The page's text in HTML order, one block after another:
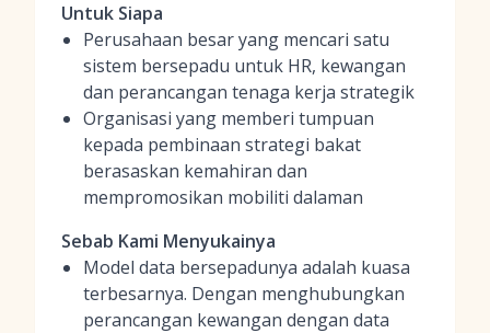
Untuk Siapa
Perusahaan besar yang mencari satu
sistem bersepadu untuk HR, kewangan
dan perancangan tenaga kerja strategik
Organisasi yang memberi tumpuan
kepada pembinaan strategi bakat
berasaskan kemahiran dan
mempromosikan mobiliti dalaman
Sebab Kami Menyukainya
Model data bersepadunya adalah kuasa
terbesarnya. Dengan menghubungkan
perancangan kewangan dengan data